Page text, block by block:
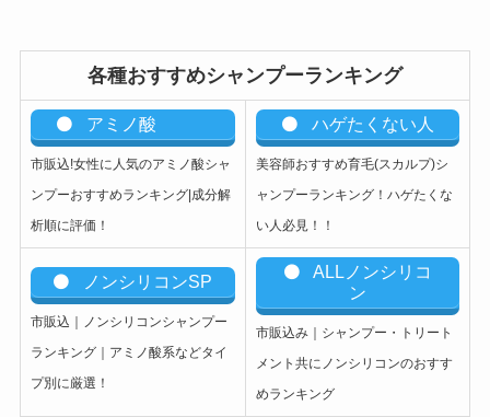
各種おすすめシャンプーランキング
アミノ酸
市販込!女性に人気のアミノ酸シャ
ンプーおすすめランキング|成分解
析順に評価！
ハゲたくない人
美容師おすすめ育毛(スカルプ)シ
ャンプーランキング！ハゲたくな
い人必見！！
ノンシリコンSP
市販込｜ノンシリコンシャンプー
ランキング｜アミノ酸系などタイ
プ別に厳選！
ALLノンシリコ
ン
市販込み｜シャンプー・トリート
メント共にノンシリコンのおすす
めランキング